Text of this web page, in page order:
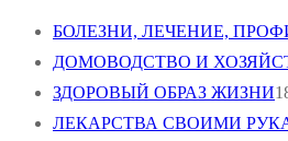
БОЛЕЗНИ, ЛЕЧЕНИЕ,
ДОМОВОДСТВО И
ЗДОРОВЫЙ ОБРАЗ ЖИЗНИ
ЛЕКАРСТВА СВОИМИ